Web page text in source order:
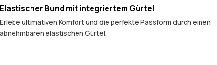
Elastischer Bund mit integriertem Gürtel
Erlebe ultimativen Komfort und die perfekte Passform durch einen
abnehmbaren elastischen Gürtel.